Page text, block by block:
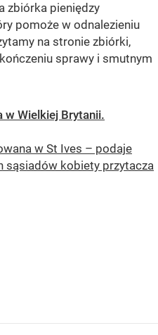
zbiórka pieniędzy
pomoże w odnalezieniu
na stronie zbiórki,
sprawy i smutnym
Wielkiej Brytanii.
w St Ives – podaje
sąsiadów kobiety przytacza